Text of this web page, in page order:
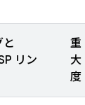
と
リン
重
大
度